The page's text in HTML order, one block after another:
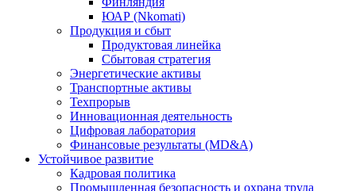
ЮАР (Nkomati)
Продукция и сбыт
Продуктовая линейка
Сбытовая стратегия
Энергетические активы
Транспортные активы
Техпрорыв
Инновационная деятельность
Цифровая лаборатория
Финансовые результаты (MD&A)
Устойчивое развитие
Кадровая политика
Промышленная безопасность и охрана труда